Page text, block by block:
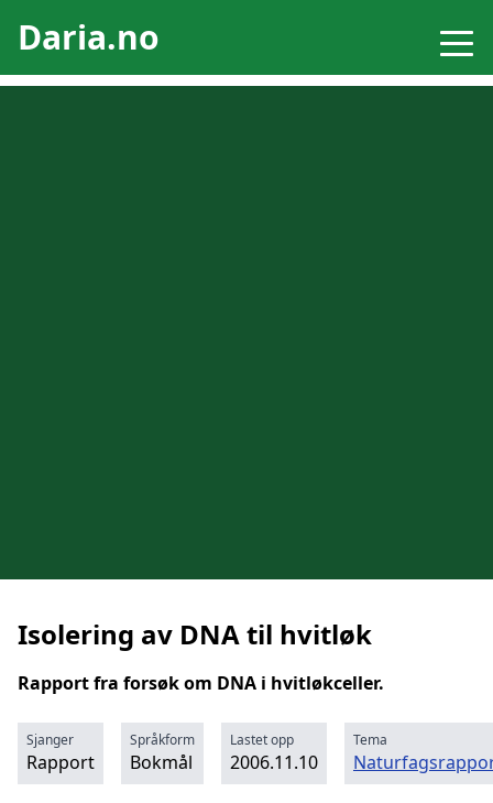
Daria.no
Isolering av DNA til hvitløk
Rapport fra forsøk om DNA i hvitløkceller.
Sjanger
Rapport
Språkform
Bokmål
Lastet opp
2006.11.10
Tema